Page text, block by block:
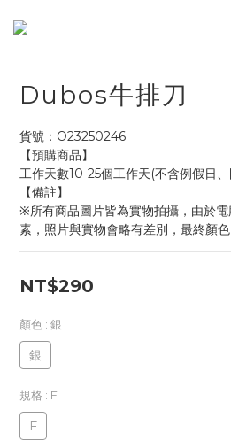
Dubos牛排刀
貨號：O23250246
【預購商品】
工作天數10-25個工作天(不含例假日
【備註】
※所有商品圖片皆為實物拍攝，由於
素，照片與實物會略有差別，最終顏色
NT$290
顏色 : 銀
銀
規格 : F
F